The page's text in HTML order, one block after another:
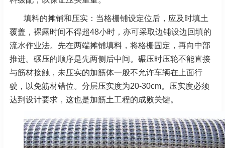
填料的摊铺和压实：当格栅铺设定位后，应及时填土
覆盖，裸露时间不得超48小时，亦可采取边铺设边回填的
流水作业法。先在两端摊铺填料，将格栅固定，再向中部
推进。碾压的顺序是先两侧后中间。碾压时压轮不能直接
与筋材接触，未压实的加筋体一般不允许车辆在上面行
驶，以免筋材错位。分层压实度为20-30cm。压实度必须
达到设计要求，这也是加筋土工程的成败关键。